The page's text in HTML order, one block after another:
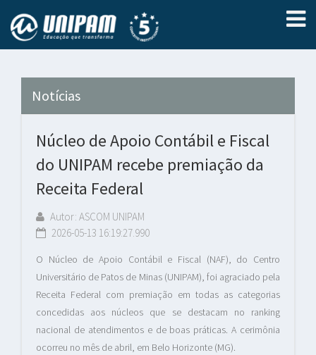
Notícias
Núcleo de Apoio Contábil e Fiscal
do UNIPAM recebe premiação da
Receita Federal
Autor: ASCOM UNIPAM
2026-05-13 16:19:27.990
O Núcleo de Apoio Contábil e Fiscal (NAF), do Centro
Universitário de Patos de Minas (UNIPAM), foi agraciado pela
Receita Federal com premiação em todas as categorias
concedidas aos núcleos que se destacam no ranking
nacional de atendimentos e de boas práticas. A cerimônia
ocorreu no mês de abril, em Belo Horizonte (MG).